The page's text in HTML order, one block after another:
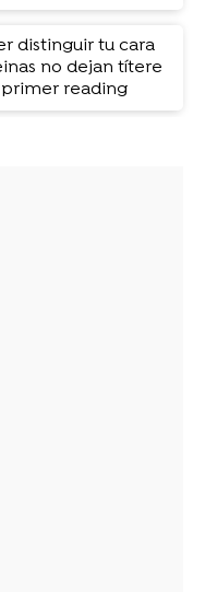
distinguir tu cara
no dejan títere
reading